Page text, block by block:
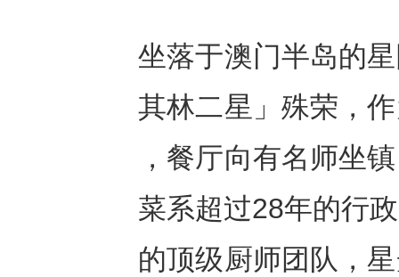
坐落于澳门半岛的
其林二星」殊荣，
，餐厅向有名师坐
菜系超过28年的行
的顶级厨师团队，